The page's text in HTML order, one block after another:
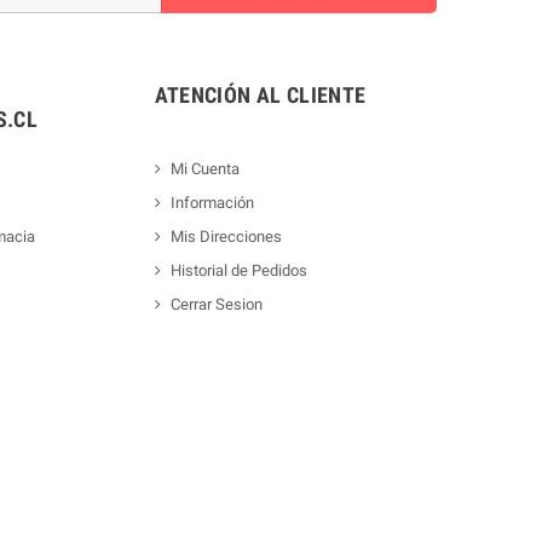
ATENCIÓN AL CLIENTE
Mi Cuenta
Información
Mis Direcciones
Historial de Pedidos
Cerrar Sesion